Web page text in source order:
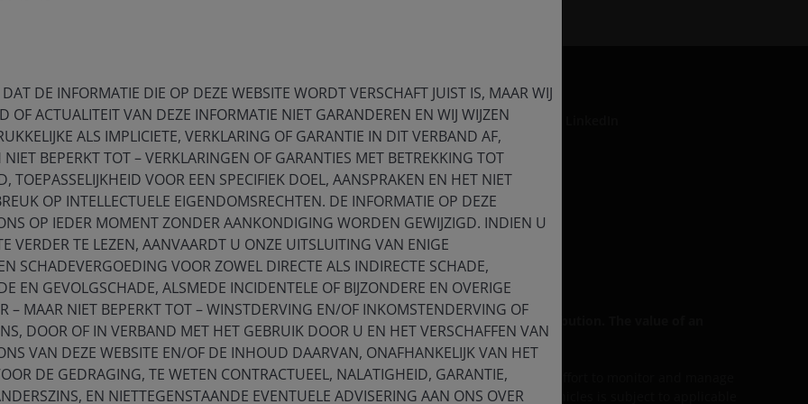
centre
us
Legal Information
Cookie policy
Privacy policy
Fraud and security information
JHIESA Principal Adverse Impact
Statement
for the use of institutional investors and consultants and is not for general public distribution. The value of an
and you may not get back the amount originally invested.
lead to successful investing. Any risk management process discussed includes an effort to monitor and manage
low risk or the ability to control certain risk factors. The availability of our services and vehicles is subject to applicable
DE INFORMATIE DIE OP DEZE WEBSITE WORDT VERSCHAFT JUIST IS, MAAR WIJ
OF ACTUALITEIT VAN DEZE INFORMATIE NIET GARANDEREN EN WIJ WIJZEN
ALS IMPLICIETE, VERKLARING OF GARANTIE IN DIT VERBAND AF,
BEPERKT TOT – VERKLARINGEN OF GARANTIES MET BETREKKING TOT
TOEPASSELIJKHEID VOOR EEN SPECIFIEK DOEL, AANSPRAKEN EN HET NIET
OP INTELLECTUELE EIGENDOMSRECHTEN. DE INFORMATIE OP DEZE
OP IEDER MOMENT ZONDER AANKONDIGING WORDEN GEWIJZIGD. INDIEN U
VERDER TE LEZEN, AANVAARDT U ONZE UITSLUITING VAN ENIGE
SCHADEVERGOEDING VOOR ZOWEL DIRECTE ALS INDIRECTE SCHADE,
EN GEVOLGSCHADE, ALSMEDE INCIDENTELE OF BIJZONDERE EN OVERIGE
– MAAR NIET BEPERKT TOT – WINSTDERVING EN/OF INKOMSTENDERVING OF
DOOR OF IN VERBAND MET HET GEBRUIK DOOR U EN HET VERSCHAFFEN VAN
VAN DEZE WEBSITE EN/OF DE INHOUD DAARVAN, ONAFHANKELIJK VAN HET
DE GEDRAGING, TE WETEN CONTRACTUEEL, NALATIGHEID, GARANTIE,
EN NIETTEGENSTAANDE EVENTUELE ADVISERING AAN ONS OVER